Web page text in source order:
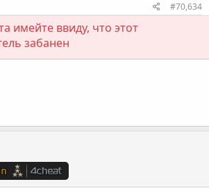
#70,634
имейте ввиду, что этот
забанен